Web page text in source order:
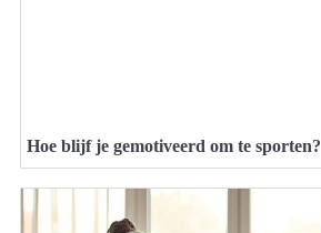
Hoe blijf je gemotiveerd om te sporten?